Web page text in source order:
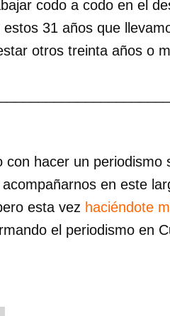
codo a codo en el
31 años que
otros treinta años o
hacer un periodismo
en este
esta vez haciéndote
el periodismo en